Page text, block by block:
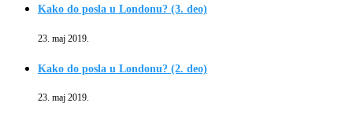
Kako do posla u Londonu? (3. deo)
23. maj 2019.
Kako do posla u Londonu? (2. deo)
23. maj 2019.